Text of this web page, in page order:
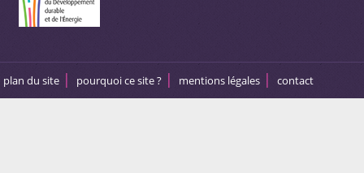
plan du site pourquoi ce site ? mentions légales contact